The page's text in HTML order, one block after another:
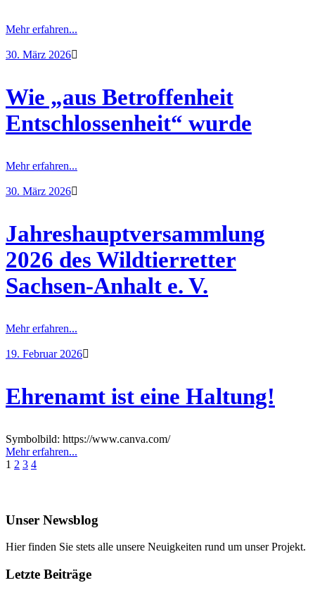
Mehr erfahren...
30. März 2026
Wie „aus Betroffenheit
Entschlossenheit“ wurde
Mehr erfahren...
30. März 2026
Jahreshauptversammlung
2026 des Wildtierretter
Sachsen-Anhalt e. V.
Mehr erfahren...
19. Februar 2026
Ehrenamt ist eine Haltung!
Symbolbild: https://www.canva.com/
Mehr erfahren...
1 2 3 4
Unser Newsblog
Hier finden Sie stets alle unsere Neuigkeiten rund um unser Projekt.
Letzte Beiträge